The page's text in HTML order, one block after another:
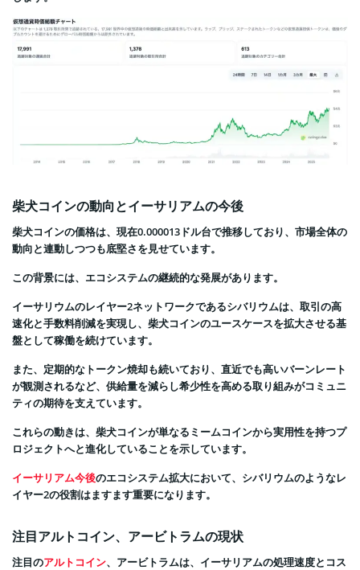
柴犬コインの動向とイーサリアムの今後
柴犬コインの価格は、現在0.000013ドル台で推移しており、市場全体の
動向と連動しつつも底堅さを見せています。
この背景には、エコシステムの継続的な発展があります。
イーサリウムのレイヤー2ネットワークであるシバリウムは、取引の高
速化と手数料削減を実現し、柴犬コインのユースケースを拡大させる基
盤として稼働を続けています。
また、定期的なトークン焼却も続いており、直近でも高いバーンレート
が観測されるなど、供給量を減らし希少性を高める取り組みがコミュニ
ティの期待を支えています。
これらの動きは、柴犬コインが単なるミームコインから実用性を持つプ
ロジェクトへと進化していることを示しています。
イーサリアム今後のエコシステム拡大において、シバリウムのようなレ
イヤー2の役割はますます重要になります。
注目アルトコイン、アービトラムの現状
注目のアルトコイン、アービトラムは、イーサリアムの処理速度とコス